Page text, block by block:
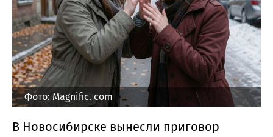
Фото: Magnific. com
В Новосибирске вынесли приговор